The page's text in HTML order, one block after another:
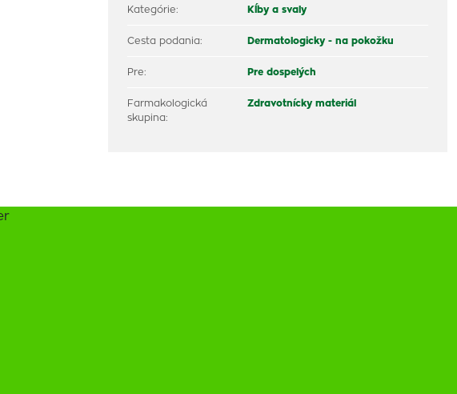
Kategórie: Kĺby a svaly
Cesta podania: Dermatologicky - na pokožku
Pre: Pre dospelých
Farmakologická
skupina:
Zdravotnícky materiál